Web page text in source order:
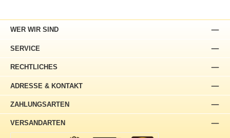
ADRESSE & KONTAKT
WER WIR SIND
SERVICE
RECHTLICHES
ZAHLUNGSARTEN
VERSANDARTEN